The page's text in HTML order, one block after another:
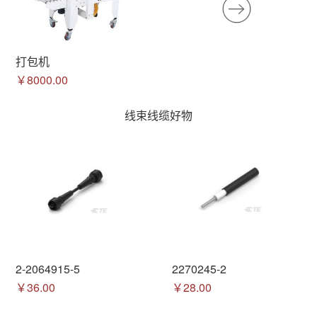
打包机
￥8000.00
线束线缆好物
2-2064915-5
￥36.00
2270245-2
￥28.00